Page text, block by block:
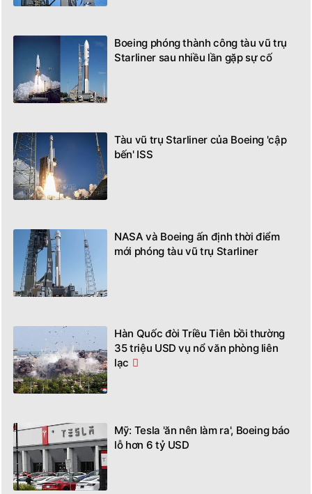
Boeing phóng thành công tàu vũ trụ
Starliner sau nhiều lần gặp sự cố
Tàu vũ trụ Starliner của Boeing 'cập
bến' ISS
NASA và Boeing ấn định thời điểm
mới phóng tàu vũ trụ Starliner
Hàn Quốc đòi Triều Tiên bồi thường
35 triệu USD vụ nổ văn phòng liên
lạc
Mỹ: Tesla 'ăn nên làm ra', Boeing báo
lỗ hơn 6 tỷ USD